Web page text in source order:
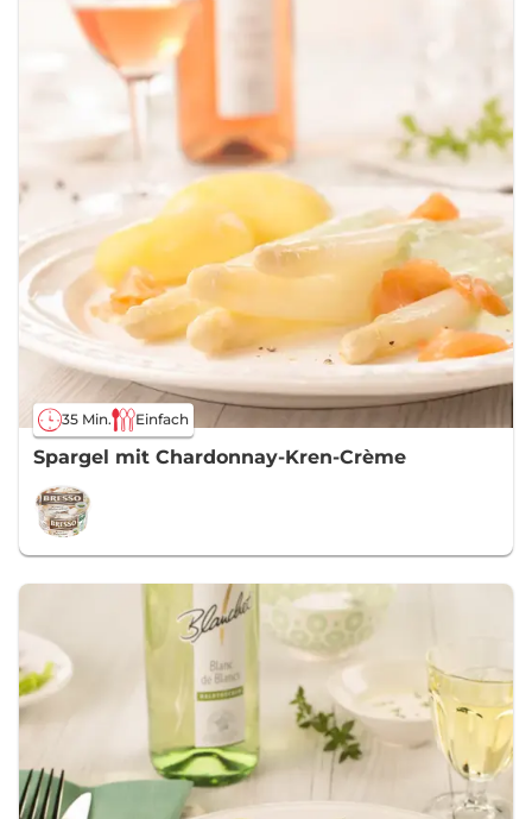
35 Min. Einfach
Spargel mit Chardonnay-Kren-Crème